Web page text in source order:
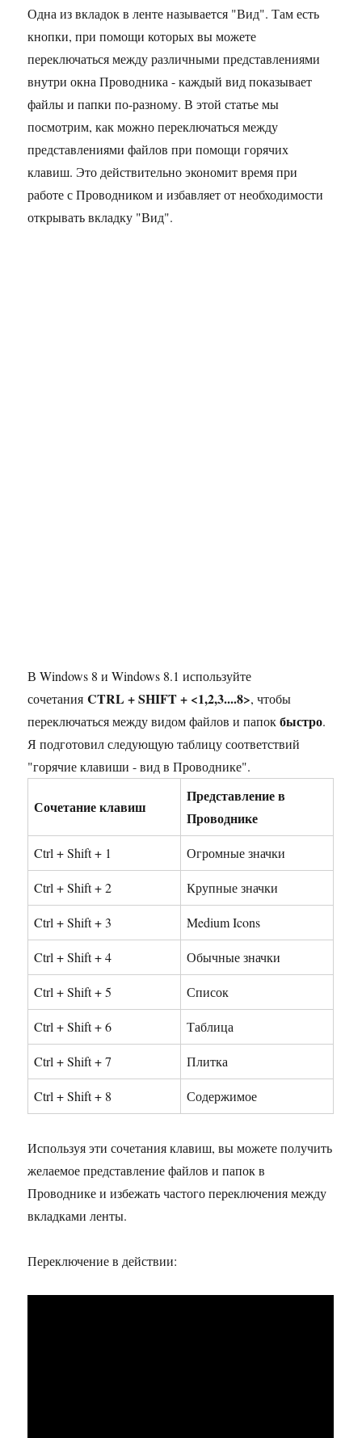
Одна из вкладок в ленте называется "Вид". Там есть
кнопки, при помощи которых вы можете
переключаться между различными представлениями
внутри окна Проводника - каждый вид показывает
файлы и папки по-разному. В этой статье мы
посмотрим, как можно переключаться между
представлениями файлов при помощи горячих
клавиш. Это действительно экономит время при
работе с Проводником и избавляет от необходимости
открывать вкладку "Вид".
В Windows 8 и Windows 8.1 используйте
сочетанияCTRL + SHIFT + <1,2,3....8>, чтобы
переключаться между видом файлов и папокбыстро.
Я подготовил следующую таблицу соответствий
"горячие клавиши - вид в Проводнике".
Сочетание клавиш
Представление в
Проводнике
Ctrl + Shift + 1 Огромные значки
Ctrl + Shift + 2 Крупные значки
Ctrl + Shift + 3 Medium Icons
Ctrl + Shift + 4 Обычные значки
Ctrl + Shift + 5 Список
Ctrl + Shift + 6 Таблица
Ctrl + Shift + 7 Плитка
Ctrl + Shift + 8 Содержимое
Используя эти сочетания клавиш, вы можете получить
желаемое представление файлов и папок в
Проводнике и избежать частого переключения между
вкладками ленты.
Переключение в действии: